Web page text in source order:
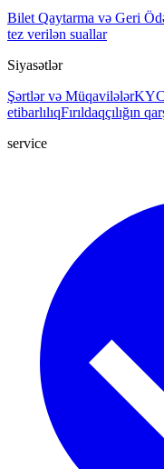
Bilet Qaytarma və Geri
tez verilən suallar
Siyasətlər
Şərtlər və Müqavilələr
etibarlılıqFırıldaqçılığın
service